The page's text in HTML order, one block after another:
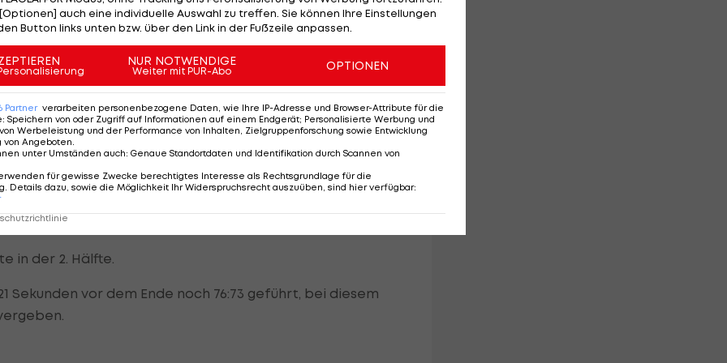
vor Ende des dritten Viertels noch mit 58:45. Doch im
man spielt wie eine Rentnerband, kann man im
Manager Harald Stelzer.
Stazic, der sein Team mit einem Drei-Punkte-Wurf
(2 Minuten vor Schuss) und im Finish mit einem
letzter Sekunde den Sieg fixierte.
in der 2. Hälfte.
Sekunden vor dem Ende noch 76:73 geführt, bei diesem
auch eine individuelle Auswahl zu treffen. Sie können Ihre Einstellungen
Button links unten bzw. über den Link in der Fußzeile anpassen.
NUR NOTWENDIGE
Weiter mit PUR-Abo OPTIONEN
Partner verarbeiten personenbezogene Daten, wie Ihre IP-Adresse und Browser-Attribute für die
: Speichern von oder Zugriff auf Informationen auf einem Endgerät; Personalisierte Werbung und
Werbeleistung und der Performance von Inhalten, Zielgruppenforschung sowie Entwicklung
von Angeboten
unter Umständen auch: Genaue Standortdaten und Identifikation durch Scannen von
für gewisse Zwecke berechtigtes Interesse als Rechtsgrundlage für die
Details dazu, sowie die Möglichkeit Ihr Widerspruchsrecht auszuüben, sind hier verfügbar: